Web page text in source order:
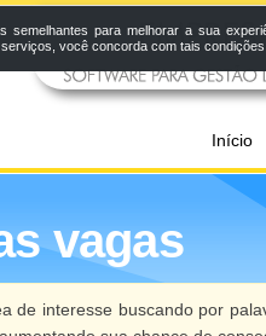
Início
vagas
de interesse buscando por
semelhantes para melhorar a sua
você concorda com tais